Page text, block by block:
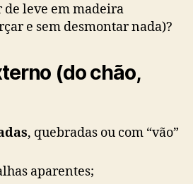
de leve em madeira
e sem desmontar nada)?
(do chão,
, quebradas ou com “vão”
aparentes;